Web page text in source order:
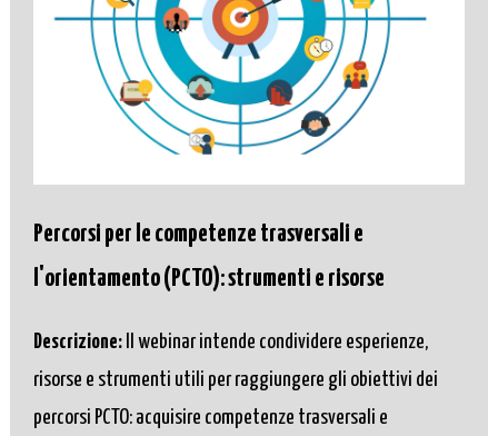
Percorsi per le competenze trasversali e
l'orientamento (PCTO): strumenti e risorse
Descrizione:Il webinar intende condividere esperienze,
risorse e strumenti utili per raggiungere gli obiettivi dei
percorsi PCTO: acquisire competenze trasversali e